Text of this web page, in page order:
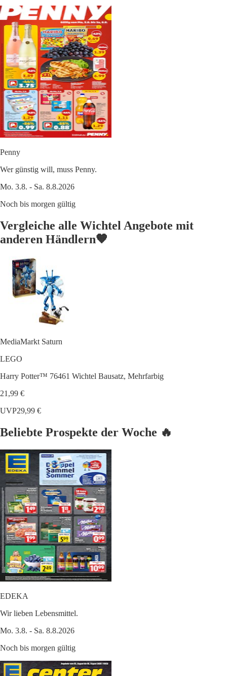
Penny
Wer günstig will, muss Penny.
Mo. 3.8. - Sa. 8.8.2026
Noch bis morgen gültig
Vergleiche alle Wichtel Angebote mit
anderen Händlern🧡
MediaMarkt Saturn
LEGO
Harry Potter™ 76461 Wichtel Bausatz, Mehrfarbig
21,99 €
UVP29,99 €
Beliebte Prospekte der Woche 🔥
EDEKA
Wir lieben Lebensmittel.
Mo. 3.8. - Sa. 8.8.2026
Noch bis morgen gültig